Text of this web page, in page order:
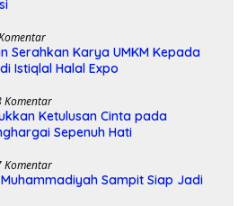
Serahkan Karya UMKM Kepada
Istiqlal Halal Expo
Komentar
Ketulusan Cinta pada
Sepenuh Hati
Komentar
Muhammadiyah Sampit Siap Jadi